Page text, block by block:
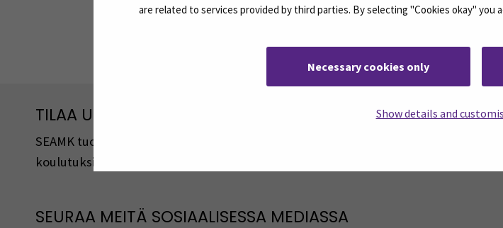
are related to services provided by third parties. By selecting "Cookies okay" you
Necessary cookies only
Show details and
TILAA UUTISKIRJEITÄMME
SEAMK tuottaa uutiskirjeitä eri aiheista. Uutiskirjeemme ovat koosteita SEAMKin
koulutuksista, tapahtumista ja asioista.
SEURAA MEITÄ SOSIAALISESSA MEDIASSA